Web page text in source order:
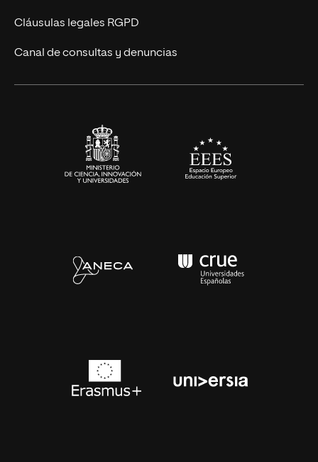
Diseño
Ciencias de la Salud
Cláusulas legales RGPD
Canal de consultas y denuncias